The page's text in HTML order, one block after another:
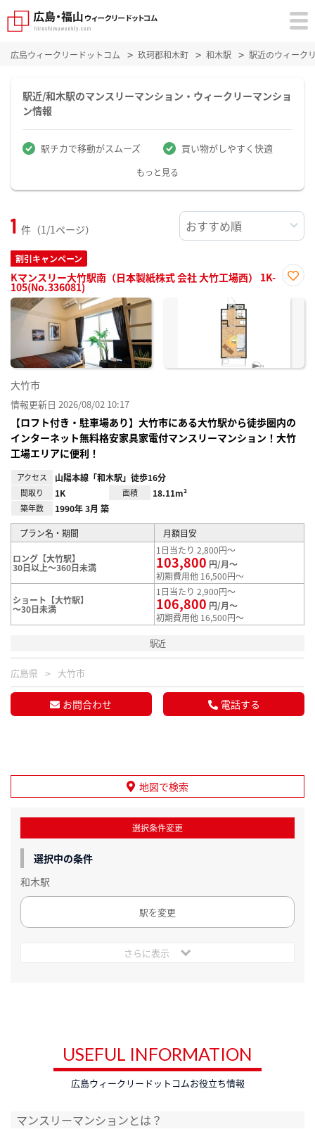
広島ウィークリードットコム 玖珂郡和木町 和木駅 駅近のウィーク
駅近/和木駅のマンスリーマンション・ウィークリーマンショ
ン情報
駅チカで移動がスムーズ 買い物がしやすく快適
もっと見る
1 件（1/1ページ）
割引キャンペーン
Kマンスリー大竹駅南（日本製紙株式 会社 大竹工場西） 1K-
105(No.336081)
に入
大竹市
情報更新日 2026/08/02 10:17
【ロフト付き・駐車場あり】大竹市にある大竹駅から徒歩圏内の
インターネット無料格安家具家電付マンスリーマンション！大竹
工場エリアに便利！
アクセス 山陽本線「和木駅」徒歩16分
間取り 1K 面積 18.11m²
築年数 1990年 3月 築
プラン名・期間 月額目安
ロング【大竹駅】
30日以上～360日未満
1日当たり 2,800円～
103,800 円/月～
初期費用他 16,500円～
ショート【大竹駅】
～30日未満
1日当たり 2,900円～
106,800 円/月～
初期費用他 16,500円～
駅近
広島県 大竹市
お問合わせ 電話する
地図で検索
選択条件変更
選択中の条件
和木駅
駅を変更
さらに表示
USEFUL INFORMATION
広島ウィークリードットコムお役立ち情報
マンスリーマンションとは？